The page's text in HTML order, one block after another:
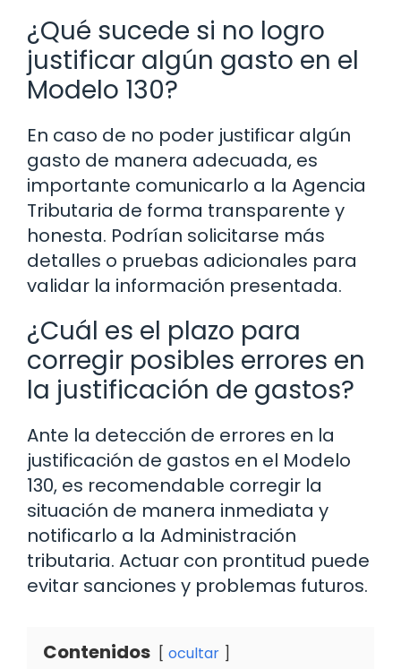
¿Qué sucede si no logro
justificar algún gasto en el
Modelo 130?
En caso de no poder justificar algún
gasto de manera adecuada, es
importante comunicarlo a la Agencia
Tributaria de forma transparente y
honesta. Podrían solicitarse más
detalles o pruebas adicionales para
validar la información presentada.
¿Cuál es el plazo para
corregir posibles errores en
la justificación de gastos?
Ante la detección de errores en la
justificación de gastos en el Modelo
130, es recomendable corregir la
situación de manera inmediata y
notificarlo a la Administración
tributaria. Actuar con prontitud puede
evitar sanciones y problemas futuros.
Contenidos ocultar